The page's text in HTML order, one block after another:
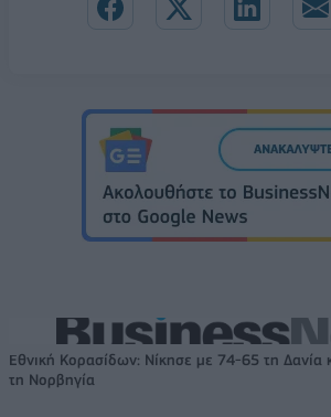
Εθνική Κορασίδων: Νίκησε με 74-65 τη Δανία
τη Νορβηγία